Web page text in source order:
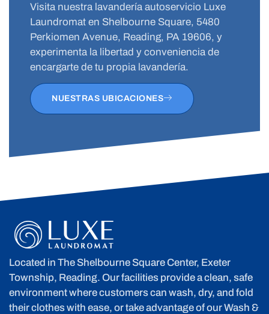
Visita nuestra lavandería autoservicio Luxe
Laundromat en Shelbourne Square, 5480
Perkiomen Avenue, Reading, PA 19606, y
experimenta la libertad y conveniencia de
encargarte de tu propia lavandería.
NUESTRAS UBICACIONES
Located in The Shelbourne Square Center, Exeter
Township, Reading. Our facilities provide a clean, safe
environment where customers can wash, dry, and fold
their clothes with ease, or take advantage of our Wash &